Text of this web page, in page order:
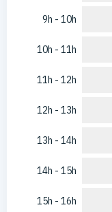
9h - 10h
10h - 11h
11h - 12h
12h - 13h
13h - 14h
14h - 15h
15h - 16h